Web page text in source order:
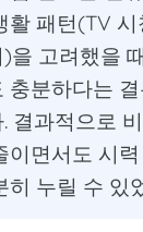
활 패턴(TV 시
을 고려했을
충분하다는
결과적으로
이면서도 시
히 누릴 수 있